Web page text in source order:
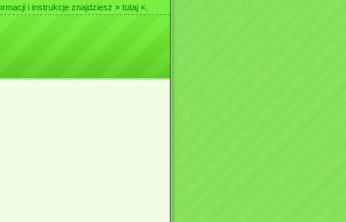
i instrukcje znajdziesz » tutaj «